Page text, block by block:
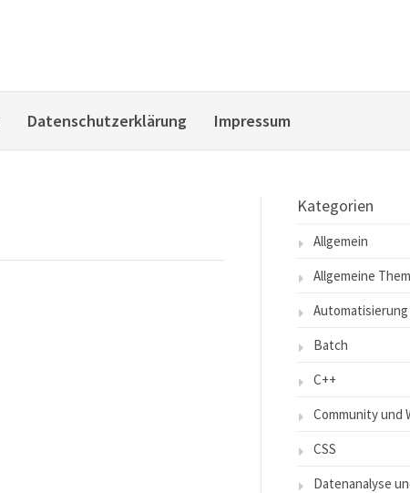
Datenschutzerklärung Impressum
Kategorien
Allgemein
Allgemeine
Batch
C++
Community und
CSS
Datenanalyse